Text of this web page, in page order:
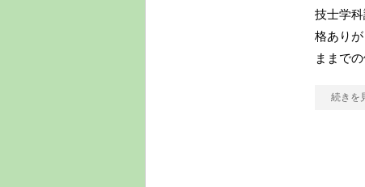
技士学
格あり
ままで
続きを